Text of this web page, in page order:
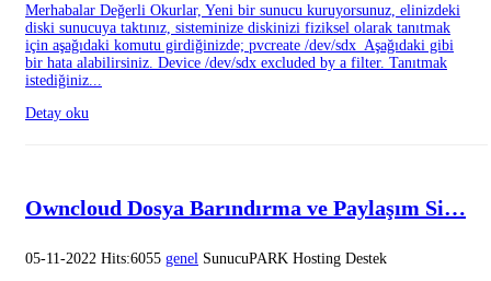
Merhabalar Değerli Okurlar, Yeni bir sunucu kuruyorsunuz, elinizdeki
diski sunucuya taktınız, sisteminize diskinizi fiziksel olarak tanıtmak
için aşağıdaki komutu girdiğinizde; pvcreate /dev/sdx Aşağıdaki gibi
bir hata alabilirsiniz. Device /dev/sdx excluded by a filter. Tanıtmak
istediğiniz...
Detay oku
Owncloud Dosya Barındırma ve Paylaşım Si…
05-11-2022 Hits:6055 genel SunucuPARK Hosting Destek